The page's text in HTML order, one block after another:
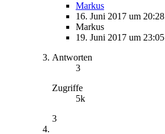
Markus
16. Juni 2017 um 20:28
Markus
19. Juni 2017 um 23:05
Antworten
3
Zugriffe
5k
3